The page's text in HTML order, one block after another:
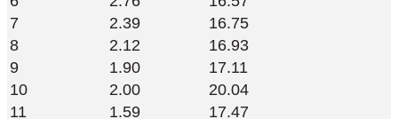
7
2.39
16.75
8
2.12
16.93
9
1.90
17.11
10
2.00
20.04
11
1.59
17.47